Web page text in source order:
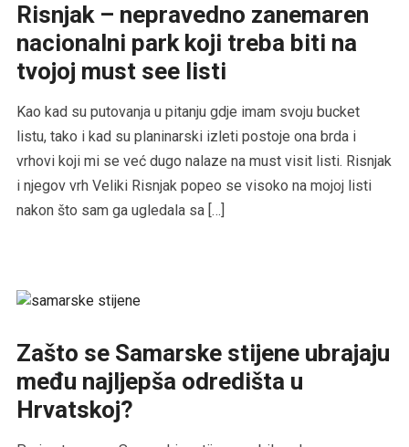
Risnjak – nepravedno zanemaren
nacionalni park koji treba biti na
tvojoj must see listi
Kao kad su putovanja u pitanju gdje imam svoju bucket
listu, tako i kad su planinarski izleti postoje ona brda i
vrhovi koji mi se već dugo nalaze na must visit listi. Risnjak
i njegov vrh Veliki Risnjak popeo se visoko na mojoj listi
nakon što sam ga ugledala sa […]
Zašto se Samarske stijene ubrajaju
među najljepša odredišta u
Hrvatskoj?